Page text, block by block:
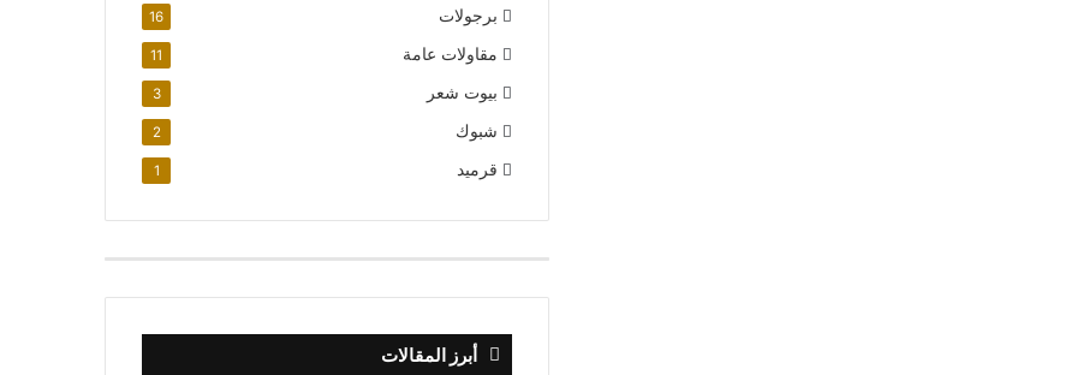
برجولات 16
مقاولات عامة 11
بيوت شعر 3
شبوك 2
قرميد 1
أبرز المقالات